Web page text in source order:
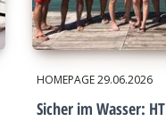
HOMEPAGE29.06.2026
Sicher im Wasser: